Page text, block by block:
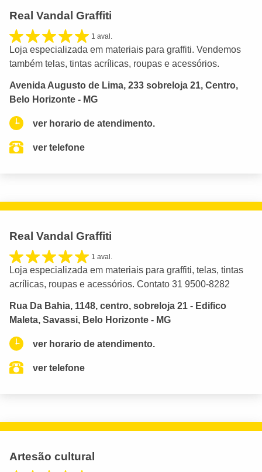
Real Vandal Graffiti
1 aval.
Loja especializada em materiais para graffiti. Vendemos
também telas, tintas acrílicas, roupas e acessórios.
Avenida Augusto de Lima, 233 sobreloja 21, Centro,
Belo Horizonte - MG
ver horario de atendimento.
ver telefone
Real Vandal Graffiti
1 aval.
Loja especializada em materiais para graffiti, telas, tintas
acrílicas, roupas e acessórios. Contato 31 9500-8282
Rua Da Bahia, 1148, centro, sobreloja 21 - Edifico
Maleta, Savassi, Belo Horizonte - MG
ver horario de atendimento.
ver telefone
Artesão cultural